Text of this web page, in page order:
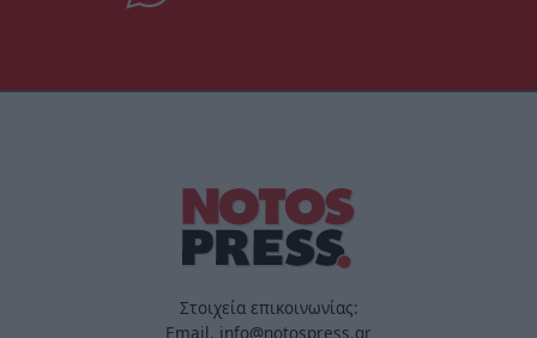
Στοιχεία επικοινωνίας:
Email. info@notospress.gr